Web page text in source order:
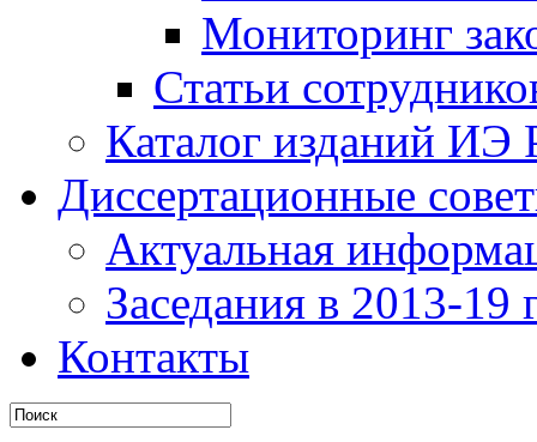
Мониторинг
Статьи
Каталог изданий ИЭ
Диссертационные
Актуальная
Заседания в 2013-19
Контакты